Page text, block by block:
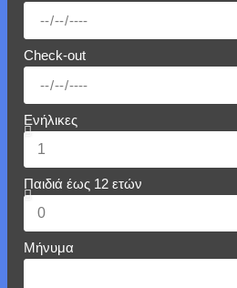
Check-out
Ενήλικες
Παιδιά έως 12 ετών
Μήνυμα